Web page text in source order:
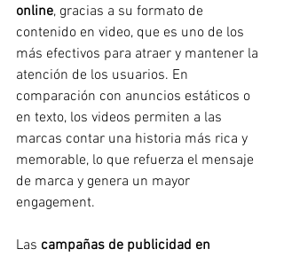
online, gracias a su formato de
contenido en video, que es uno de los
más efectivos para atraer y mantener la
atención de los usuarios. En
comparación con anuncios estáticos o
en texto, los videos permiten a las
marcas contar una historia más rica y
memorable, lo que refuerza el mensaje
de marca y genera un mayor
engagement.
Las campañas de publicidad en